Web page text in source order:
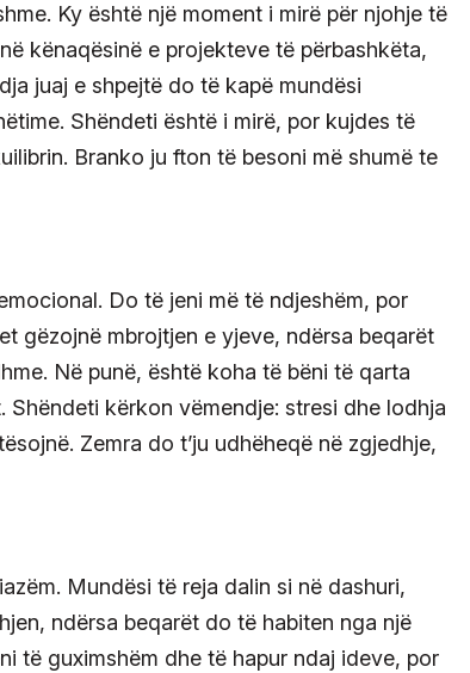
Ky është një moment i mirë për njohje të
kënaqësinë e projekteve të përbashkëta,
juaj e shpejtë do të kapë mundësi
Shëndeti është i mirë, por kujdes të
Branko ju fton të besoni më shumë te
Do të jeni më të ndjeshëm, por
gëzojnë mbrojtjen e yjeve, ndërsa beqarët
Në punë, është koha të bëni të qarta
kërkon vëmendje: stresi dhe lodhja
Zemra do t’ju udhëheqë në zgjedhje,
Mundësi të reja dalin si në dashuri,
ndërsa beqarët do të habiten nga një
të guximshëm dhe të hapur ndaj ideve, por